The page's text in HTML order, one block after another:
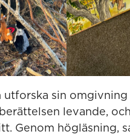
utforska sin omgivning
levande,
Genom högläsning,